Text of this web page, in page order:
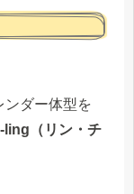
ンダー体型を
ling（リン・チ